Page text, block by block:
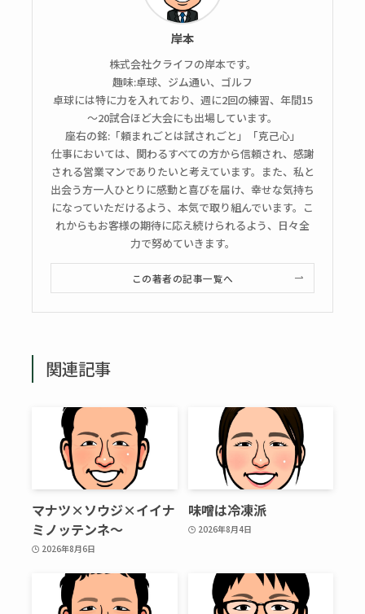
岸本
株式会社クライフの岸本です。
趣味:卓球、ジム通い、ゴルフ
卓球には特に力を入れており、週に2回の練習、年間15
～20試合ほど大会にも出場しています。
座右の銘:「頼まれごとは試されごと」「克己心」
仕事においては、関わるすべての方から信頼され、感謝
される営業マンでありたいと考えています。また、私と
出会う方一人ひとりに感動と喜びを届け、幸せな気持ち
になっていただけるよう、本気で取り組んでいます。こ
れからもお客様の期待に応え続けられるよう、日々全
力で努めていきます。
この著者の記事一覧へ
関連記事
マナツ×ソウジ×イイナ
ミノッテンネ～
2026年8月6日
味噌は冷凍派
2026年8月4日